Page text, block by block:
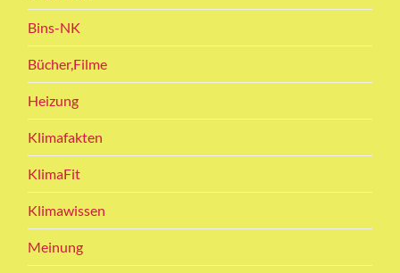
Bins-NK
Bücher,Filme
Heizung
Klimafakten
KlimaFit
Klimawissen
Meinung